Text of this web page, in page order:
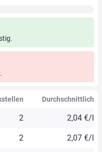
Durchschnittlich
2 2,04 €/l
2 2,07 €/l